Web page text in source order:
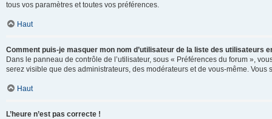
tous vos paramètres et toutes vos préférences.
Haut
Comment puis-je masquer mon nom d’utilisateur de la liste des utilisateurs
Dans le panneau de contrôle de l’utilisateur, sous « Préférences du forum »,
serez visible que des administrateurs, des modérateurs et de vous-même.
Haut
L’heure n’est pas correcte !